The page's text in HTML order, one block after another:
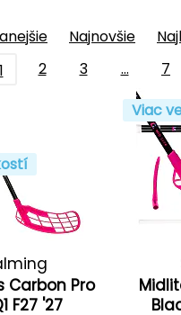
Najnovšie
1 2 3 … 7
Carbon Pro
F27 '27
Viac